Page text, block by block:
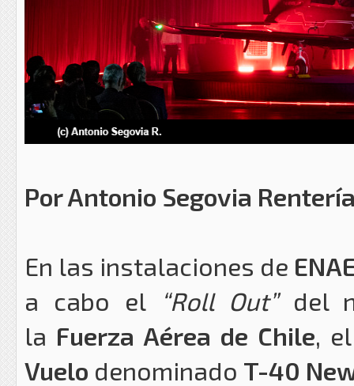
Por Antonio Segovia
En las instalaciones de
a cabo el
“Roll Out”del
la Fuerza Aérea de Chile,
Vuelo denominado T-40